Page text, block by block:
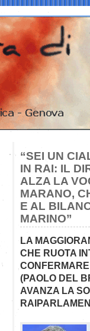
“SEI UN
IN RAI: IL
ALZA LA
MARANO,
E AL
MARINO”
LA
CHE RUOTA
(PAOLO DEL
AVANZA LA